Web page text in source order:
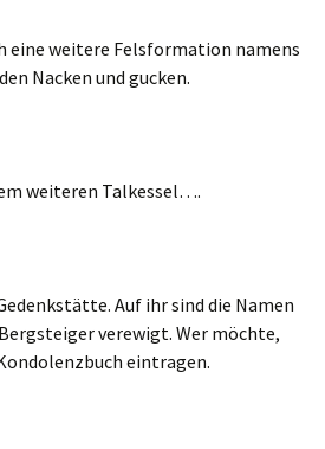
eine weitere Felsformation namens
Nacken und gucken.
weiteren Talkessel….
Auf ihr sind die Namen
verewigt. Wer möchte,
eintragen.